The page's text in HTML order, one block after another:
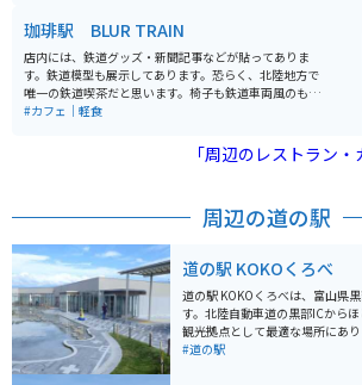
珈琲駅 BLUR TRAIN
店内には、鉄道グッズ・新聞記事などが貼ってありま
す。鉄道模型も展示してあります。恐らく、北陸地方で
唯一の鉄道喫茶だと思います。椅子も鉄道車両風のもの
でした。テレビ取材も多数来ているそうです。
#カフェ｜軽食
「周辺のレストラン
周辺の道の駅
道の駅 KOKOくろべ
道の駅 KOKOくろべは、富山県
す。北陸自動車道の黒部ICから
観光拠点として最適な場所にあります。 施設内
元の新鮮な野菜や果物を販売する
#道の駅